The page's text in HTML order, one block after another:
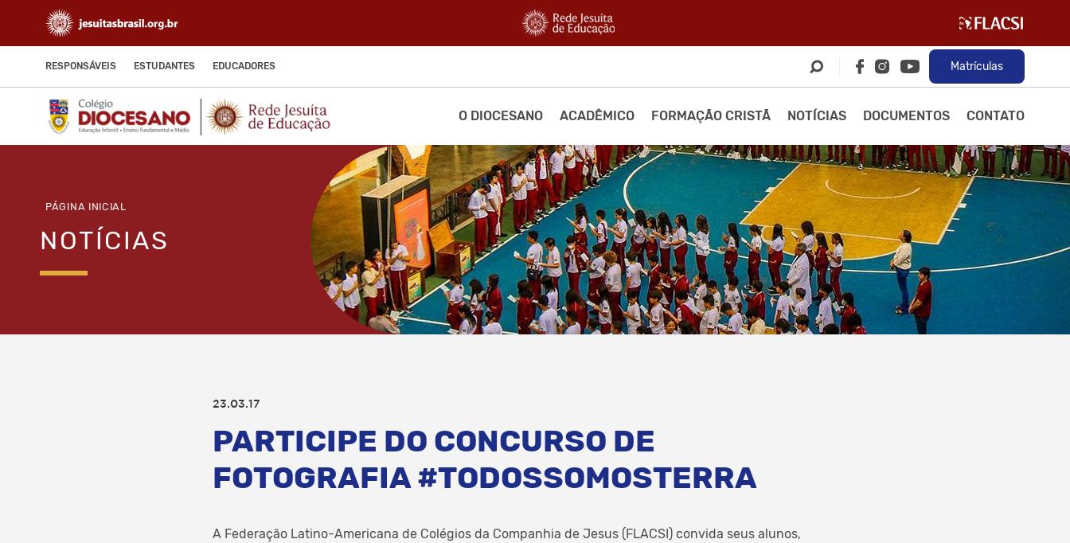
RESPONSÁVEIS ESTUDANTES EDUCADORES Matrículas
O DIOCESANO ACADÊMICO FORMAÇÃO CRISTÃ NOTÍCIAS DOCUMENTOS CONTATO
PÁGINA INICIAL
NOTÍCIAS
23.03.17
PARTICIPE DO CONCURSO DE
FOTOGRAFIA #TODOSSOMOSTERRA
A Federação Latino-Americana de Colégios da Companhia de Jesus (FLACSI) convida seus alunos,